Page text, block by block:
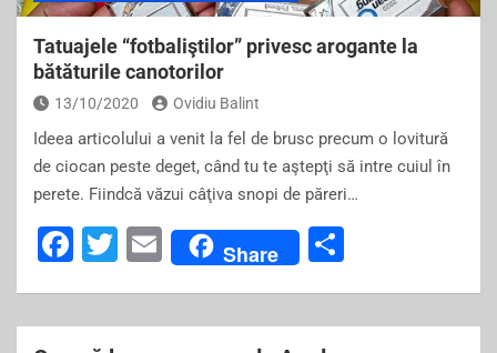
Tatuajele “fotbaliştilor” privesc arogante la
bătăturile canotorilor
13/10/2020 Ovidiu Balint
Ideea articolului a venit la fel de brusc precum o lovitură
de ciocan peste deget, când tu te aştepţi să intre cuiul în
perete. Fiindcă văzui câţiva snopi de păreri…
F
c
T
tt
E
m
ai
Share
ar